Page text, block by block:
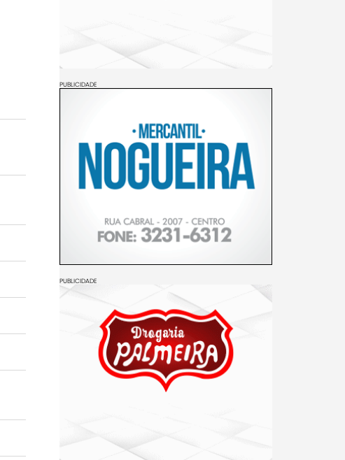
PUBLICIDADE
PUBLICIDADE